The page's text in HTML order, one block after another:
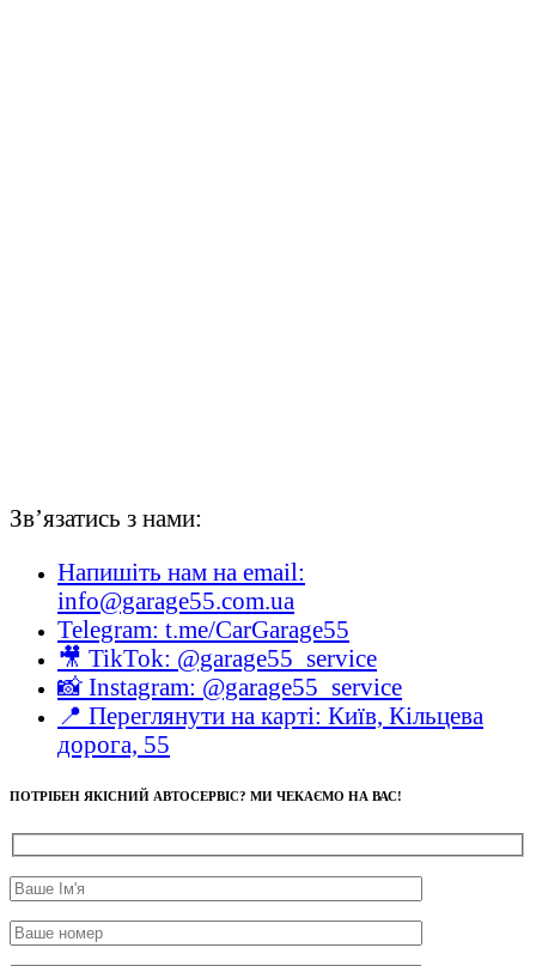
Зв’язатись з нами:
Напишіть нам на email:
info@garage55.com.ua
Telegram: t.me/CarGarage55
🎥 TikTok: @garage55_service
📸 Instagram: @garage55_service
📍 Переглянути на карті: Київ, Кільцева
дорога, 55
ПОТРІБЕН ЯКІСНИЙ АВТОСЕРВІС? МИ ЧЕКАЄМО НА ВАС!